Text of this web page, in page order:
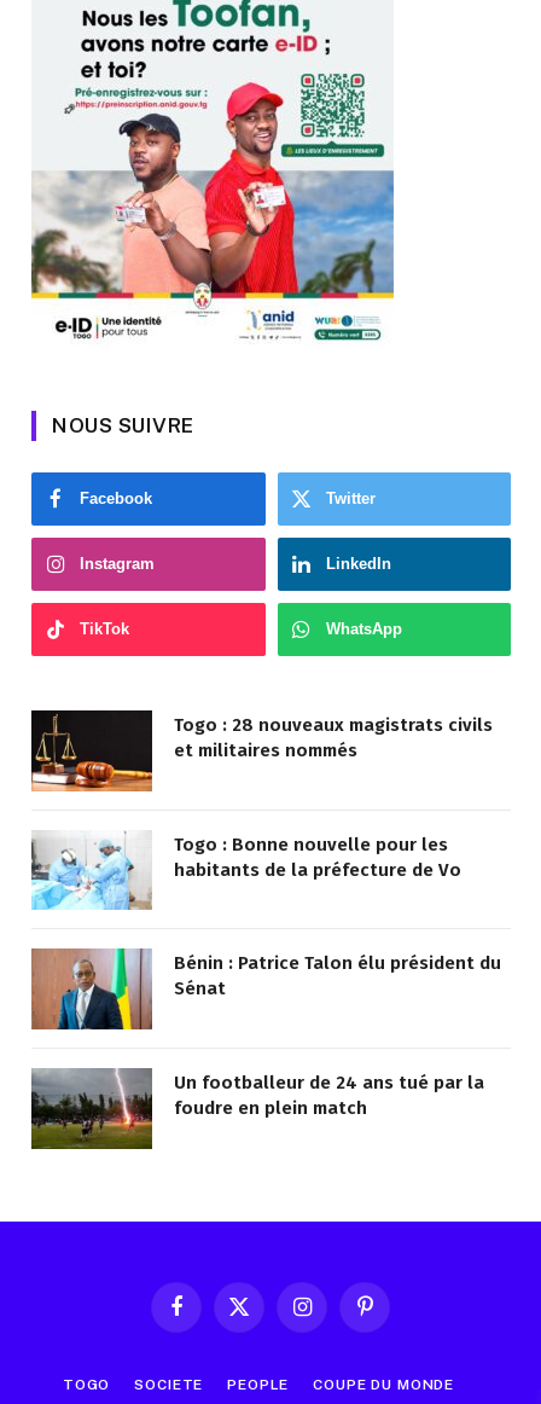
NOUS SUIVRE
Facebook Twitter
Instagram LinkedIn
TikTok WhatsApp
Togo : 28 nouveaux magistrats civils
et militaires nommés
Togo : Bonne nouvelle pour les
habitants de la préfecture de Vo
Bénin : Patrice Talon élu président du
Sénat
Un footballeur de 24 ans tué par la
foudre en plein match
FacebookX
InstagramPinterest
TOGO SOCIETE PEOPLE COUPE DU MONDE